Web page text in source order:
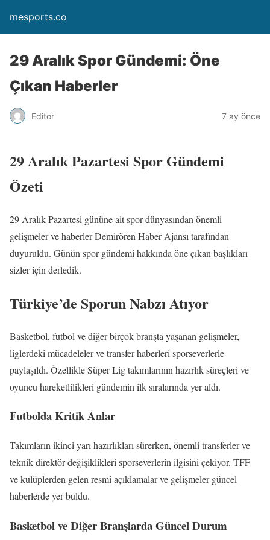
mesports.co
29 Aralık Spor Gündemi: Öne
Çıkan Haberler
Editor 7 ay önce
29 Aralık Pazartesi Spor Gündemi
Özeti
29 Aralık Pazartesi gününe ait spor dünyasından önemli
gelişmeler ve haberler Demirören Haber Ajansı tarafından
duyuruldu. Günün spor gündemi hakkında öne çıkan başlıkları
sizler için derledik.
Türkiye’de Sporun Nabzı Atıyor
Basketbol, futbol ve diğer birçok branşta yaşanan gelişmeler,
liglerdeki mücadeleler ve transfer haberleri sporseverlerle
paylaşıldı. Özellikle Süper Lig takımlarının hazırlık süreçleri ve
oyuncu hareketlilikleri gündemin ilk sıralarında yer aldı.
Futbolda Kritik Anlar
Takımların ikinci yarı hazırlıkları sürerken, önemli transferler ve
teknik direktör değişiklikleri sporseverlerin ilgisini çekiyor. TFF
ve kulüplerden gelen resmi açıklamalar ve gelişmeler güncel
haberlerde yer buldu.
Basketbol ve Diğer Branşlarda Güncel Durum